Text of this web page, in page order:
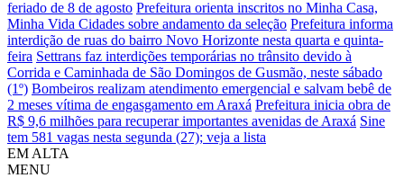
feriado de 8 de agosto Prefeitura orienta inscritos no Minha Casa,
Minha Vida Cidades sobre andamento da seleção Prefeitura informa
interdição de ruas do bairro Novo Horizonte nesta quarta e quinta-
feira Settrans faz interdições temporárias no trânsito devido à
Corrida e Caminhada de São Domingos de Gusmão, neste sábado
(1º) Bombeiros realizam atendimento emergencial e salvam bebê de
2 meses vítima de engasgamento em Araxá Prefeitura inicia obra de
R$ 9,6 milhões para recuperar importantes avenidas de Araxá Sine
tem 581 vagas nesta segunda (27); veja a lista
EM ALTA
MENU